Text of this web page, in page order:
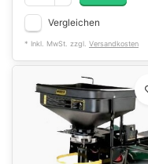
Vergleichen
* Inkl. MwSt. zzgl. Versandkosten